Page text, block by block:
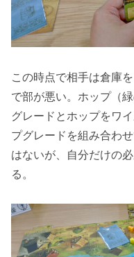
この時点で相手は倉庫
で部が悪い。ホップ（
グレードとホップをワ
プグレードを組み合わ
はないが、自分だけの
る。